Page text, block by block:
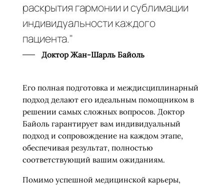
раскрытия гармонии и сублимации
индивидуальности каждого
пациента."
Доктор Жан-Шарль Байоль
Его полная подготовка и междисциплинарный
подход делают его идеальным помощником в
решении самых сложных вопросов. Доктор
Байоль гарантирует вам индивидуальный
подход и сопровождение на каждом этапе,
обеспечивая результат, полностью
соответствующий вашим ожиданиям.
Помимо успешной медицинской карьеры,